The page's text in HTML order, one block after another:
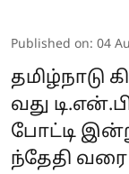
Published on: 04
தமிழ்நாடு
வது
போட்டி
ந்தேதி